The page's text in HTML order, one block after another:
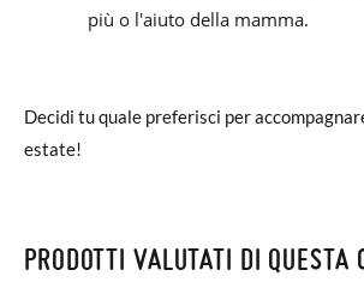
più o l'aiuto della mamma.
Decidi tu quale preferisci per
estate!
PRODOTTI VALUTATI DI QUESTA